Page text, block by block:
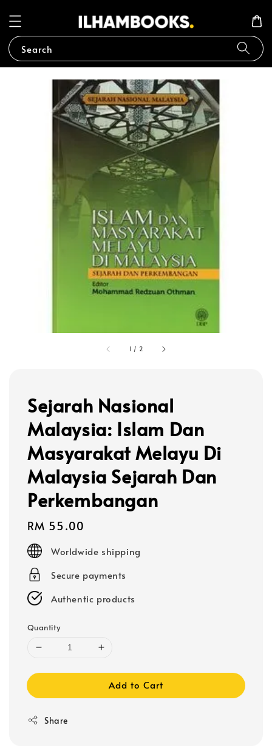
Search
1 / 2
Sejarah Nasional
Malaysia: Islam Dan
Masyarakat Melayu Di
Malaysia Sejarah Dan
Perkembangan
Regular
price
RM 55.00
Worldwide shipping
Secure payments
Authentic products
Quantity
Add to Cart
Share